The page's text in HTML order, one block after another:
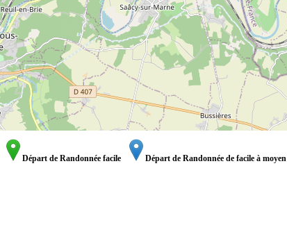
Départ de Randonnée facile Départ de Randonnée de facile à moyen